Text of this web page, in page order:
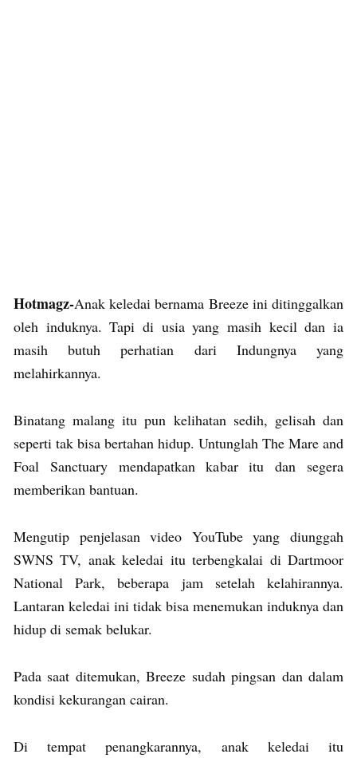
Hotmagz-Anak keledai bernama Breeze ini ditinggalkan
oleh induknya. Tapi di usia yang masih kecil dan ia
masih butuh perhatian dari Indungnya yang
melahirkannya.
Binatang malang itu pun kelihatan sedih, gelisah dan
seperti tak bisa bertahan hidup. Untunglah The Mare and
Foal Sanctuary mendapatkan kabar itu dan segera
memberikan bantuan.
Mengutip penjelasan video YouTube yang diunggah
SWNS TV, anak keledai itu terbengkalai di Dartmoor
National Park, beberapa jam setelah kelahirannya.
Lantaran keledai ini tidak bisa menemukan induknya dan
hidup di semak belukar.
Pada saat ditemukan, Breeze sudah pingsan dan dalam
kondisi kekurangan cairan.
Di tempat penangkarannya, anak keledai itu